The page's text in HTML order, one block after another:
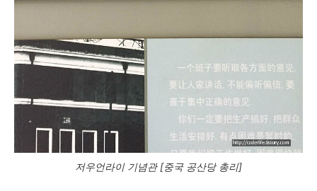
저우언라이 기념관 [중국 공산당 총리]